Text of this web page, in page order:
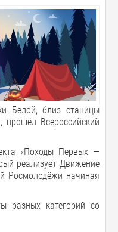
Белой, близ станицы
прошёл Всероссийский
«Походы Первых —
реализует Движение
Росмолодёжи начиная
разных категорий со